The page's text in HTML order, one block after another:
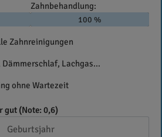
Zahnbehandlung:
100 %
Zahnreinigungen
Lachgas...
ohne Wartezeit
gut (Note: 0,6)